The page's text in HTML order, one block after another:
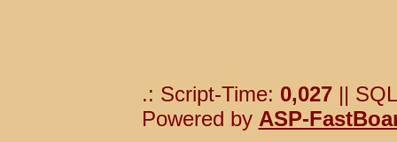
.: Script-Time: 0,027||
Powered by ASP-